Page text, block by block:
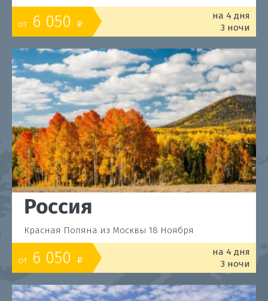
от 6 050 o
на 4 дня
3 ночи
Россия
Красная Поляна из Москвы 18 Ноября
от 6 050 o
на 4 дня
3 ночи